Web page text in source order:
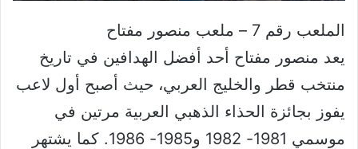
الملعب رقم 7 – ملعب منصور مفتاح
يعد منصور مفتاح أحد أفضل الهدافين في تاريخ
منتخب قطر والخليج العربي، حيث أصبح أول لاعب
يفوز بجائزة الحذاء الذهبي العربية مرتين في
موسمي 1981- 1982 و1985- 1986. كما يشتهر